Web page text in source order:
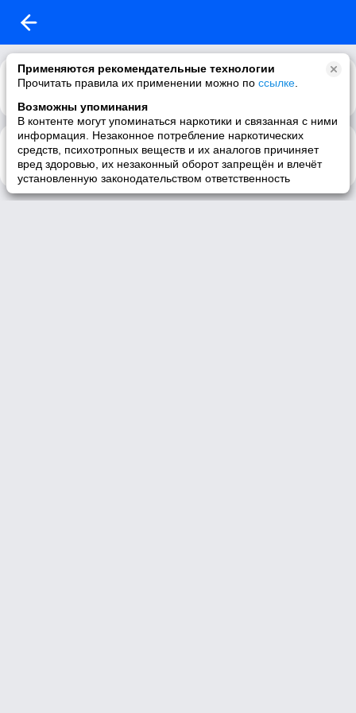
Применяются рекомендательные технологии
Прочитать правила их применении можно по ссылке
Возможны упоминания
В контенте могут упоминаться наркотики и связанная с ними
информация. Незаконное потребление наркотических
средств, психотропных веществ и их аналогов причиняет
вред здоровью, их незаконный оборот запрещён и влечёт
установленную законодательством ответственность
Lost In A Circle (R.I.B. & Seven 24 Mix)
MFM - York, Hammer Ft. Asheni